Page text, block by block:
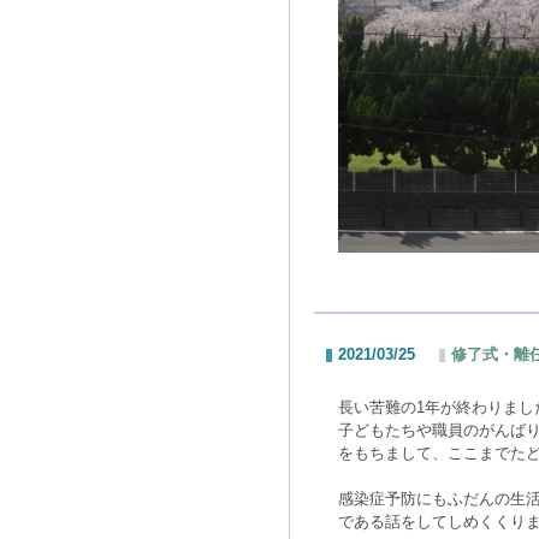
2021/03/25 修了式・
長い苦難の1年が終わりまし
子どもたちや職員のがんば
をもちまして、ここまでた
感染症予防にもふだんの生
である話をしてしめくくり